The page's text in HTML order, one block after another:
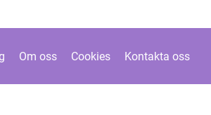
Om oss Cookies Kontakta oss